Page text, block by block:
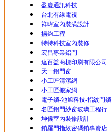
盈慶通訊科技
台北有線電視
祥暐室內裝潢設計
揚鈞工程
特特科技室內裝修
宏昌專業鋁門
達百益商標印刷有限公司
天一鋁門窗
小工匠清潔網
小工匠搬家網
電子鎖-池旭科技-指紋門鎖
名匠鋁門紗窗玻璃工程行
坤儀室內裝修設計
鎖羅門指紋密碼鎖專賣店